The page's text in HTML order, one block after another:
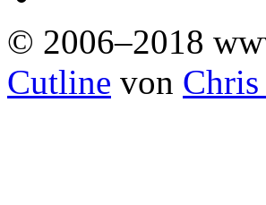
© 2006–2018
Cutline von Chris